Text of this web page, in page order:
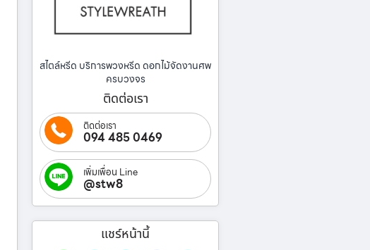
สไตล์หรีด บริการพวงหรีด ดอกไม้จัดงานศพ
ครบวงจร
ติดต่อเรา
ติดต่อเรา
094 485 0469
เพิ่มเพื่อน Line
@stw8
แชร์หน้านี้